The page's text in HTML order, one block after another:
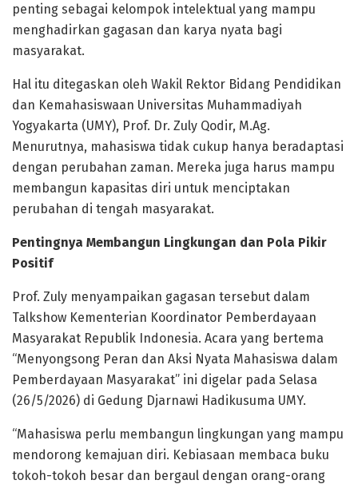
penting sebagai kelompok intelektual yang mampu
menghadirkan gagasan dan karya nyata bagi
masyarakat.
Hal itu ditegaskan oleh Wakil Rektor Bidang Pendidikan
dan Kemahasiswaan Universitas Muhammadiyah
Yogyakarta (UMY), Prof. Dr. Zuly Qodir, M.Ag.
Menurutnya, mahasiswa tidak cukup hanya beradaptasi
dengan perubahan zaman. Mereka juga harus mampu
membangun kapasitas diri untuk menciptakan
perubahan di tengah masyarakat.
Pentingnya Membangun Lingkungan dan Pola Pikir
Positif
Prof. Zuly menyampaikan gagasan tersebut dalam
Talkshow Kementerian Koordinator Pemberdayaan
Masyarakat Republik Indonesia. Acara yang bertema
“Menyongsong Peran dan Aksi Nyata Mahasiswa dalam
Pemberdayaan Masyarakat” ini digelar pada Selasa
(26/5/2026) di Gedung Djarnawi Hadikusuma UMY.
“Mahasiswa perlu membangun lingkungan yang mampu
mendorong kemajuan diri. Kebiasaan membaca buku
tokoh-tokoh besar dan bergaul dengan orang-orang